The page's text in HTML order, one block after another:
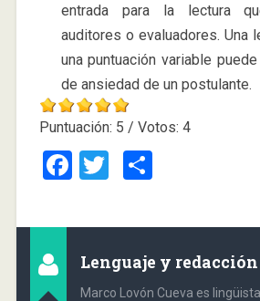
entrada para la lectura
auditores o evaluadores. Una
una puntuación variable
de ansiedad de un postulante.
Puntuación: 5 / Votos: 4
Facebook
Twitter
Lenguaje y redacción
Marco Lovón Cueva es